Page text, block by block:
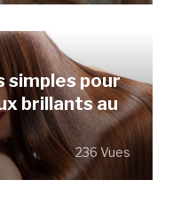
simples pour
brillants au
236 Vues